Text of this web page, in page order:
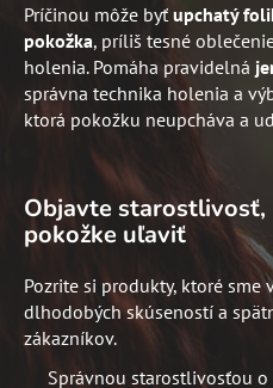
Príčinou môže byť upchatý
pokožka, príliš tesné
holenia. Pomáha pravidelná
správna technika holenia a
ktorá pokožku neupcháva a
Objavte starostlivosť,
pokožke uľaviť
Pozrite si produkty, ktoré sme
dlhodobých skúseností a
zákazníkov.
Správnou starostlivosťou